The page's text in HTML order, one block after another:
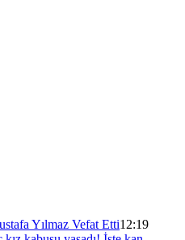
Yılmaz Vefat Etti12:19